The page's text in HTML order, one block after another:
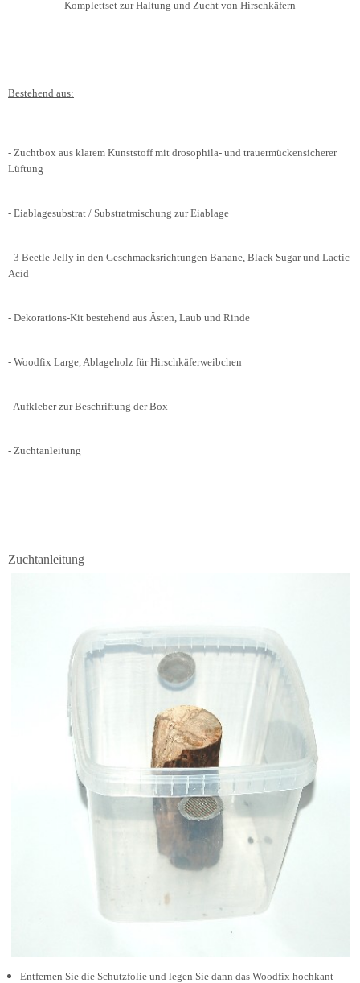
Komplettset zur Haltung und Zucht von Hirschkäfern
Bestehend aus:
- Zuchtbox aus klarem Kunststoff mit drosophila- und trauermückensicherer
Lüftung
- Eiablagesubstrat / Substratmischung zur Eiablage
- 3 Beetle-Jelly in den Geschmacksrichtungen Banane, Black Sugar und Lactic
Acid
- Dekorations-Kit bestehend aus Ästen, Laub und Rinde
- Woodfix Large, Ablageholz für Hirschkäferweibchen
- Aufkleber zur Beschriftung der Box
- Zuchtanleitung
Zuchtanleitung
Entfernen Sie die Schutzfolie und legen Sie dann das Woodfix hochkant